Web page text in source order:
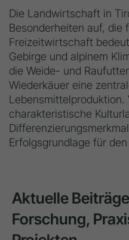
Die Landwirtschaft in
Besonderheiten auf, die
Freizeitwirtschaft
Gebirge und alpinem
die Weide- und
Wiederkäuer eine
Lebensmittelproduktion.
charakteristische
Erfolgsgrundlage für
Aktuelle
Forschung,